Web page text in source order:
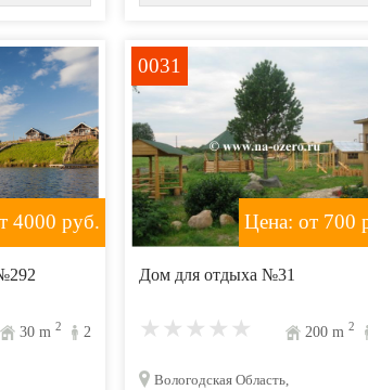
4000 руб.
30 m2 2
0031
Цена: от 700
Дом для отдыха №31
200m 2
Вологодская Область,